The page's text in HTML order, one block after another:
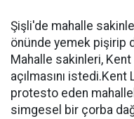
Şişli'de mahalle
önünde yemek pişirip
Mahalle sakinleri, Kent
açılmasını istedi.Kent
protesto eden
simgesel bir çorba